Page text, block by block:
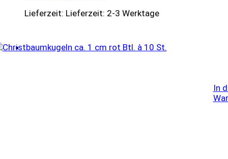
Lieferzeit: Lieferzeit: 2-3 Werktage
In